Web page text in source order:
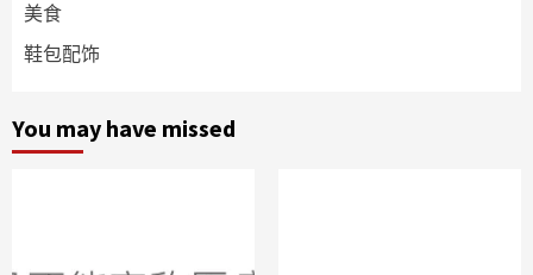
美食
鞋包配饰
You may have missed